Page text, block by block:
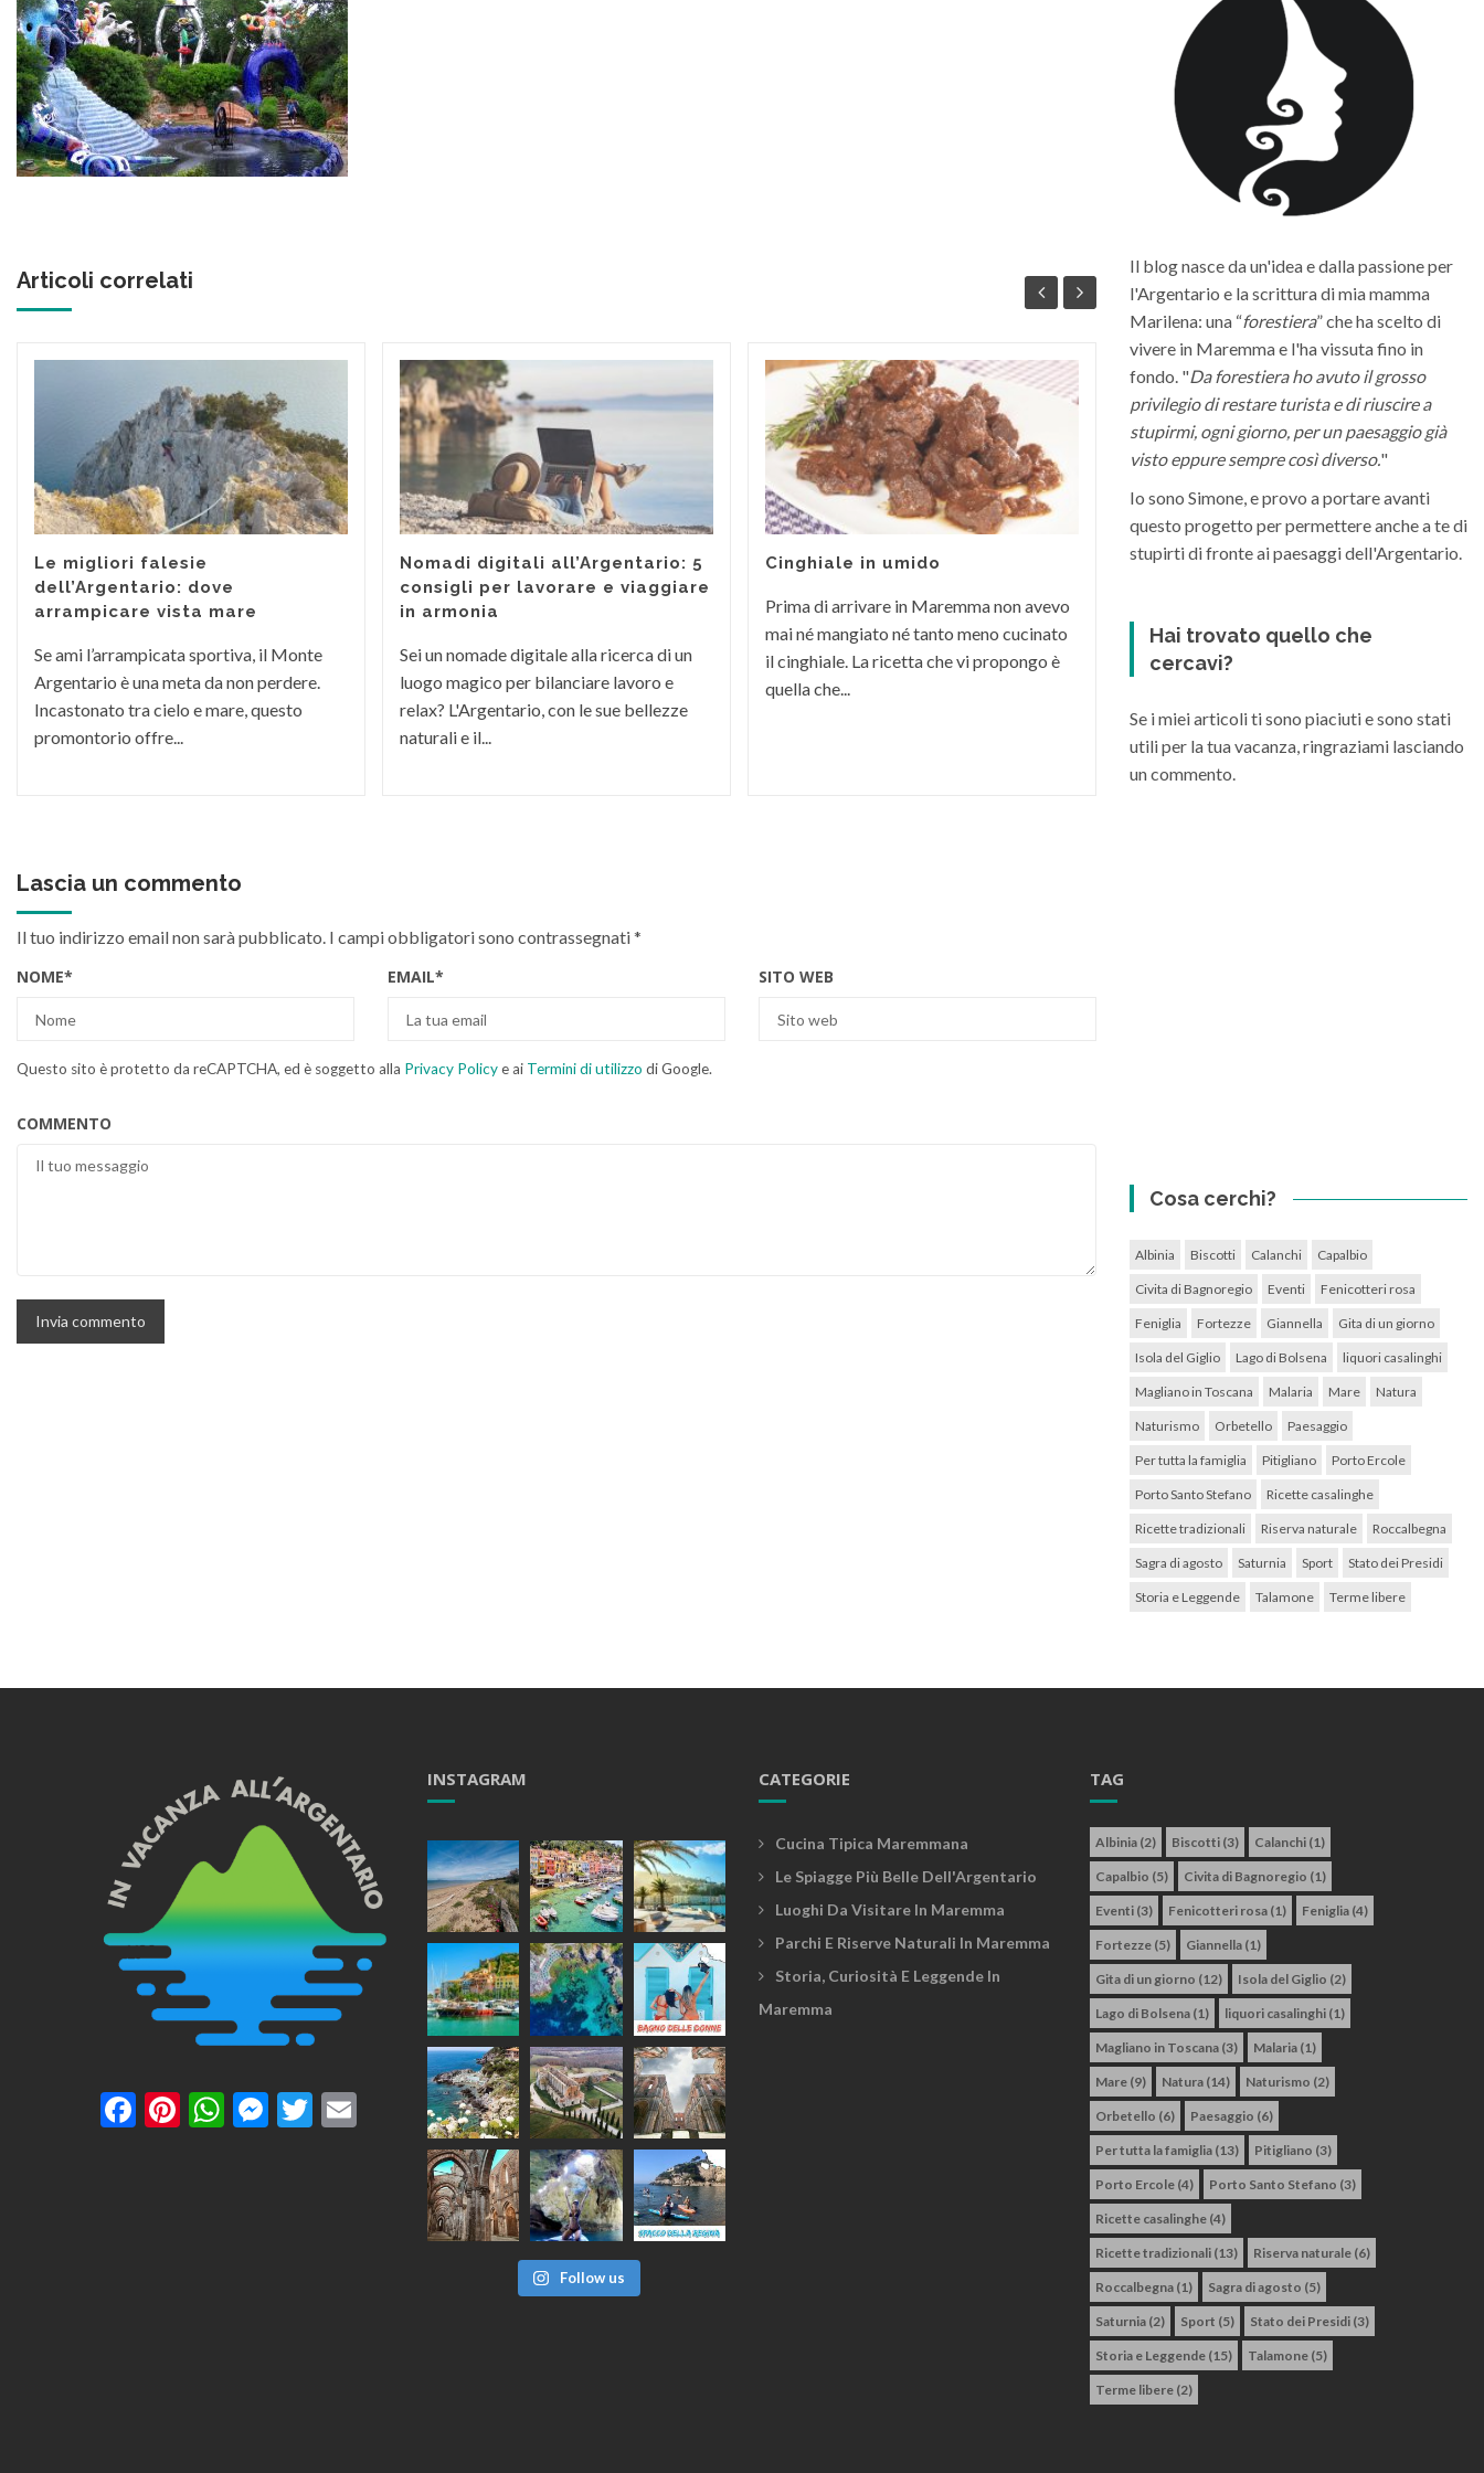
Articoli correlati
Le migliori falesie
dell’Argentario: dove
arrampicare vista mare
Se ami l’arrampicata sportiva, il Monte
Argentario è una meta da non perdere.
Incastonato tra cielo e mare, questo
promontorio offre...
Nomadi digitali all’Argentario: 5
consigli per lavorare e viaggiare
in armonia
Sei un nomade digitale alla ricerca di un
luogo magico per bilanciare lavoro e
relax? L'Argentario, con le sue bellezze
naturali e il...
Cinghiale in umido
Prima di arrivare in Maremma non avevo
mai né mangiato né tanto meno cucinato
il cinghiale. La ricetta che vi propongo è
quella che...
Quali sono i migliori vini della
Maremma Toscana
La Maremma toscana, per le diverse
suo territorio, riesce a dare vita a grandi
vini di varia...
Lascia un commento
Il tuo indirizzo email non sarà pubblicato. I campi obbligatori sono contrassegnati*
NOME* EMAIL* SITO WEB
Questo sito è protetto da reCAPTCHA, ed è soggetto alla Privacy Policye ai Termini di utilizzo di Google.
COMMENTO
Il blog nasce da un'idea e dalla passione per
l'Argentario e la scrittura di mia mamma
Marilena: una “forestiera” che ha scelto di
vivere in Maremma e l'ha vissuta fino in
fondo. "Da forestiera ho avuto il grosso
privilegio di restare turista e di riuscire a
stupirmi, ogni giorno, per un paesaggio già
visto eppure sempre così diverso."
Io sono Simone, e provo a portare avanti
questo progetto per permettere anche a te di
stupirti di fronte ai paesaggi dell'Argentario.
Hai trovato quello che
cercavi?
Se i miei articoli ti sono piaciuti e sono stati
utili per la tua vacanza, ringraziami lasciando
un commento.
Cosa cerchi?
Albinia Biscotti Calanchi Capalbio
Civita di Bagnoregio Eventi Fenicotteri rosa
Feniglia Fortezze Giannella Gita di un giorno
Isola del Giglio Lago di Bolsena liquori casalinghi
Magliano in Toscana Malaria Mare Natura
Naturismo Orbetello Paesaggio
Per tutta la famiglia Pitigliano Porto Ercole
Porto Santo Stefano Ricette casalinghe
Ricette tradizionali Riserva naturale Roccalbegna
Sagra di agosto Saturnia Sport Stato dei Presidi
Storia e Leggende Talamone Terme libere
Facebook
Pinterest
WhatsApp
Messenger
Twitter
Email
INSTAGRAM
Follow us
CATEGORIE
Cucina Tipica Maremmana
Le Spiagge Più Belle Dell'Argentario
Luoghi Da Visitare In Maremma
Parchi E Riserve Naturali In Maremma
Storia, Curiosità E Leggende In
Maremma
TAG
Albinia (2) Biscotti (3) Calanchi (1)
Capalbio (5) Civita di Bagnoregio (1)
Eventi (3) Fenicotteri rosa (1) Feniglia (4)
Fortezze (5) Giannella (1)
Gita di un giorno (12) Isola del Giglio (2)
Lago di Bolsena (1) liquori casalinghi (1)
Magliano in Toscana (3) Malaria (1)
Mare (9) Natura (14) Naturismo (2)
Orbetello (6) Paesaggio (6)
Per tutta la famiglia (13) Pitigliano (3)
Porto Ercole (4) Porto Santo Stefano (3)
Ricette casalinghe (4)
Ricette tradizionali (13) Riserva naturale (6)
Roccalbegna (1) Sagra di agosto (5)
Saturnia (2) Sport (5) Stato dei Presidi (3)
Storia e Leggende (15) Talamone (5)
Terme libere (2)